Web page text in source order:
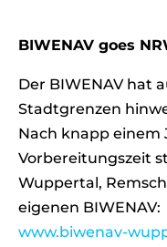
BIWENAV goes
Der BIWENAV hat
Stadtgrenzen
Nach knapp einem
Vorbereitungszeit
Wuppertal,
eigenen BIWENAV:
www.biwenav-